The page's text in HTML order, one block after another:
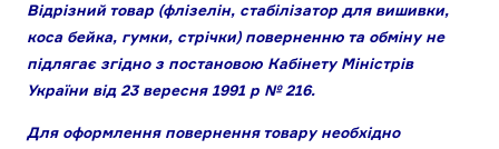
Відрізний товар (флізелін, стабілізатор для вишивки,
коса бейка, гумки, стрічки) поверненню та обміну не
підлягає згідно з постановою Кабінету Міністрів
України від 23 вересня 1991 р № 216.
Для оформлення повернення товару необхідно